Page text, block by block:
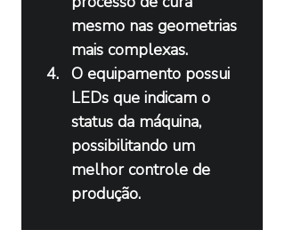
mesmo nas geometrias
mais complexas.
O equipamento possui
LEDs que indicam o
status da máquina,
possibilitando um
melhor controle de
produção.